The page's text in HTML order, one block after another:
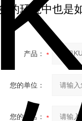
的环境中也是
产品：
您的单位：
您的姓名：